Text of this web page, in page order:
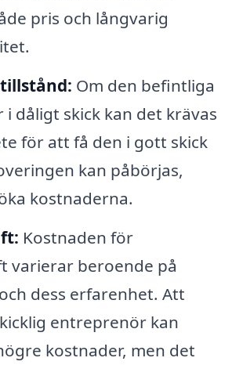
pris och långvarig
Om den befintliga
dåligt skick kan det krävas
för att få den i gott skick
kan påbörjas,
kostnaderna.
Kostnaden för
varierar beroende på
dess erfarenhet. Att
entreprenör kan
kostnader, men det